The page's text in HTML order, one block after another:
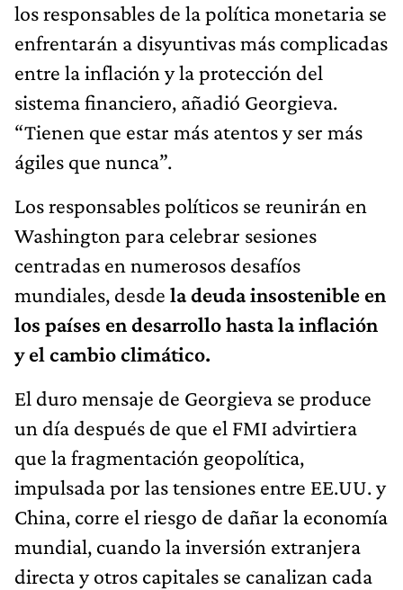
los responsables de la política monetaria se
enfrentarán a disyuntivas más complicadas
entre la inflación y la protección del
sistema financiero, añadió Georgieva.
“Tienen que estar más atentos y ser más
ágiles que nunca”.
Los responsables políticos se reunirán en
Washington para celebrar sesiones
centradas en numerosos desafíos
mundiales, desde la deuda insostenible en
los países en desarrollo hasta la inflación
y el cambio climático.
El duro mensaje de Georgieva se produce
un día después de que el FMI advirtiera
que la fragmentación geopolítica,
impulsada por las tensiones entre EE.UU. y
China, corre el riesgo de dañar la economía
mundial, cuando la inversión extranjera
directa y otros capitales se canalizan cada